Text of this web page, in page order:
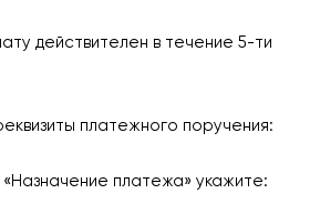
в течение 5-ти
платежного поручения:
платежа» укажите: